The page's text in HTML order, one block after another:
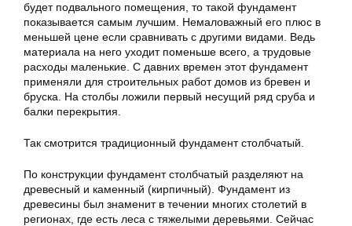
будет подвального помещения, то такой фундамент
показывается самым лучшим. Немаловажный его плюс в
меньшей цене если сравнивать с другими видами. Ведь
материала на него уходит поменьше всего, а трудовые
расходы маленькие. С давних времен этот фундамент
применяли для строительных работ домов из бревен и
бруска. На столбы ложили первый несущий ряд сруба и
балки перекрытия.
Так смотрится традиционный фундамент столбчатый.
По конструкции фундамент столбчатый разделяют на
древесный и каменный (кирпичный). Фундамент из
древесины был знаменит в течении многих столетий в
регионах, где есть леса с тяжелыми деревьями. Сейчас